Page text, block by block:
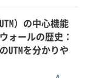
）の中心機能
ォールの歴史：
UTMを分かりや